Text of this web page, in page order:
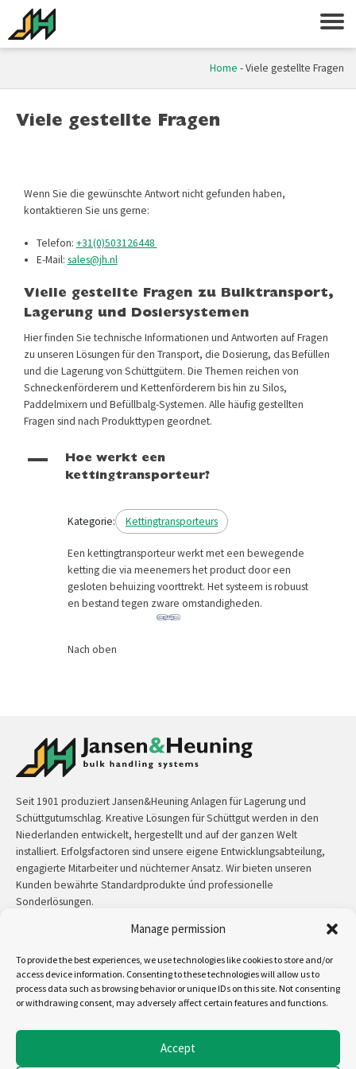
Manage permission
To provide the best experiences, we use technologies like cookies to store and/or
access device information. Consenting to these technologies will allow us to
process data such as browsing behavior or unique IDs on this site. Not consenting
or withdrawing consent, may adversely affect certain features and functions.
Accept
Home -Viele gestellte Fragen
Viele gestellte Fragen
Wenn Sie die gewünschte Antwort nicht gefunden haben,
kontaktieren Sie uns gerne:
Telefon: +31(0)503126448
E-Mail: sales@jh.nl
Vielle gestellte Fragen zu Bulk­transport,
Lagerung und Dosiersystemen
Hier finden Sie technische Informationen und Antworten auf Fragen
zu unseren Lösungen für den Transport, die Dosierung, das Befüllen
und die Lagerung von Schüttgütern. Die Themen reichen von
Schneckenförderern und Kettenförderern bis hin zu Silos,
Paddelmixern und Befüllbalg-Systemen. Alle häufig gestellten
Fragen sind nach Produkttypen geordnet.
A
Hoe werkt een
kettingtransporteur?
Kategorie: Kettingtransporteurs
Een kettingtransporteur werkt met een bewegende
ketting die via meenemers het product door een
gesloten behuizing voorttrekt. Het systeem is robuust
en bestand tegen zware omstandigheden.
Nach oben
Seit 1901 produziert Jansen&Heuning Anlagen für Lagerung und
Schüttgutumschlag. Kreative Lösungen für Schüttgut werden in den
Niederlanden entwickelt, hergestellt und auf der ganzen Welt
installiert. Erfolgsfactoren sind unsere eigene Entwicklungsabteilung,
engagierte Mitarbeiter und nüchterner Ansatz. Wir bieten unseren
Kunden bewährte Standardprodukte únd professionelle
Sonderlösungen.
+31 (0)50 3126 448/sales@jh.nl
mehr lesen